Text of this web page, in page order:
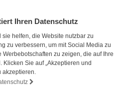
Ihren Datenschutz
helfen, die Website nutzbar zu
zu verbessern, um mit Social Media zu
zu zeigen, die auf Ihre
Klicken Sie auf „Akzeptieren und
akzeptieren.